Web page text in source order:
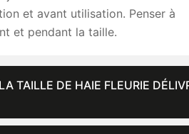
et avant utilisation. Penser à
et pendant la taille.
TAILLE DE HAIE FLEURIE